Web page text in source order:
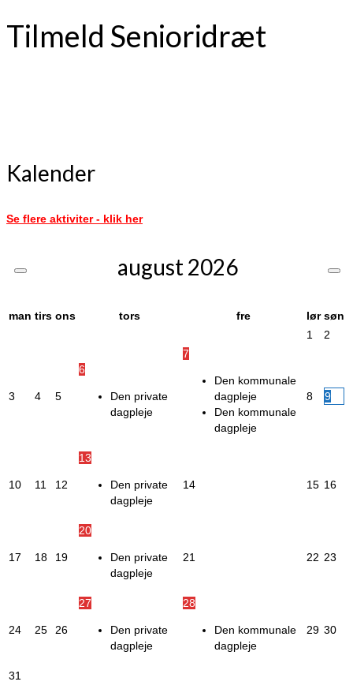
Tilmeld Senioridræt
Kalender
Se flere aktiviter - klik her
august2026
man tirs ons tors fre lør søn
1
2
3 4 5
6
Den private
dagpleje
7
Den kommunale
dagpleje
Den kommunale
dagpleje
8 9
10 11 12
13
Den private
dagpleje
14 15 16
17 18 19
20
Den private
dagpleje
21 22 23
24 25 26
27
Den private
dagpleje
28
Den kommunale
dagpleje
29 30
31